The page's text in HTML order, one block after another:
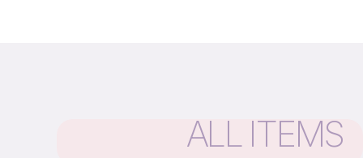
ALL ITEMS